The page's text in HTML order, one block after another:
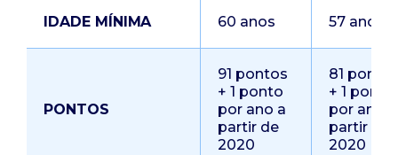
IDADE MÍNIMA 60 anos 57 anos
PONTOS
91 pontos
+ 1 ponto
por ano a
partir de
2020
81
+ 1 ponto
por ano a
partir de
2020